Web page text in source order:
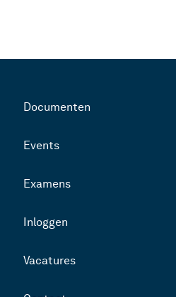
Documenten
Events
Examens
Inloggen
Vacatures